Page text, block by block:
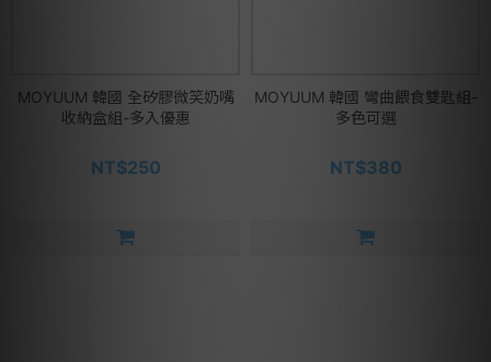
MOYUUM 韓國 全矽膠微笑奶嘴
收納盒組-多入優惠
NT$250
MOYUUM 韓國 彎曲餵食雙匙組-
多色可選
NT$380